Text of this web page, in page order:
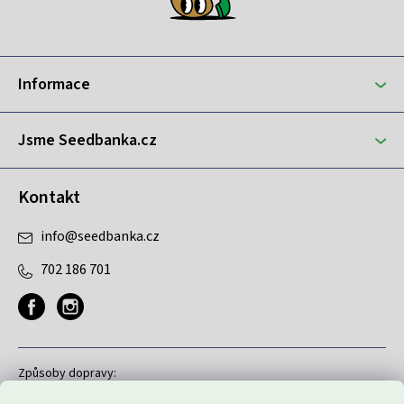
a
í
Informace
Jsme Seedbanka.cz
Kontakt
info@seedbanka.cz
702 186 701
Způsoby dopravy: